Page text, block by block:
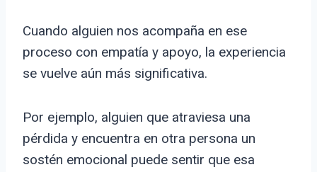
Cuando alguien nos acompaña en ese
proceso con empatía y apoyo, la experiencia
se vuelve aún más significativa.
Por ejemplo, alguien que atraviesa una
pérdida y encuentra en otra persona un
sostén emocional puede sentir que esa